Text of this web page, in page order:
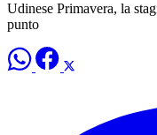
Udinese Primavera, la
punto